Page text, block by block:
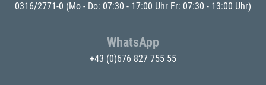
0316/2771-0 (Mo - Do: 07:30 - 17:00 Uhr Fr: 07:30 - 13:00 Uhr)
WhatsApp
+43 (0)676 827 755 55